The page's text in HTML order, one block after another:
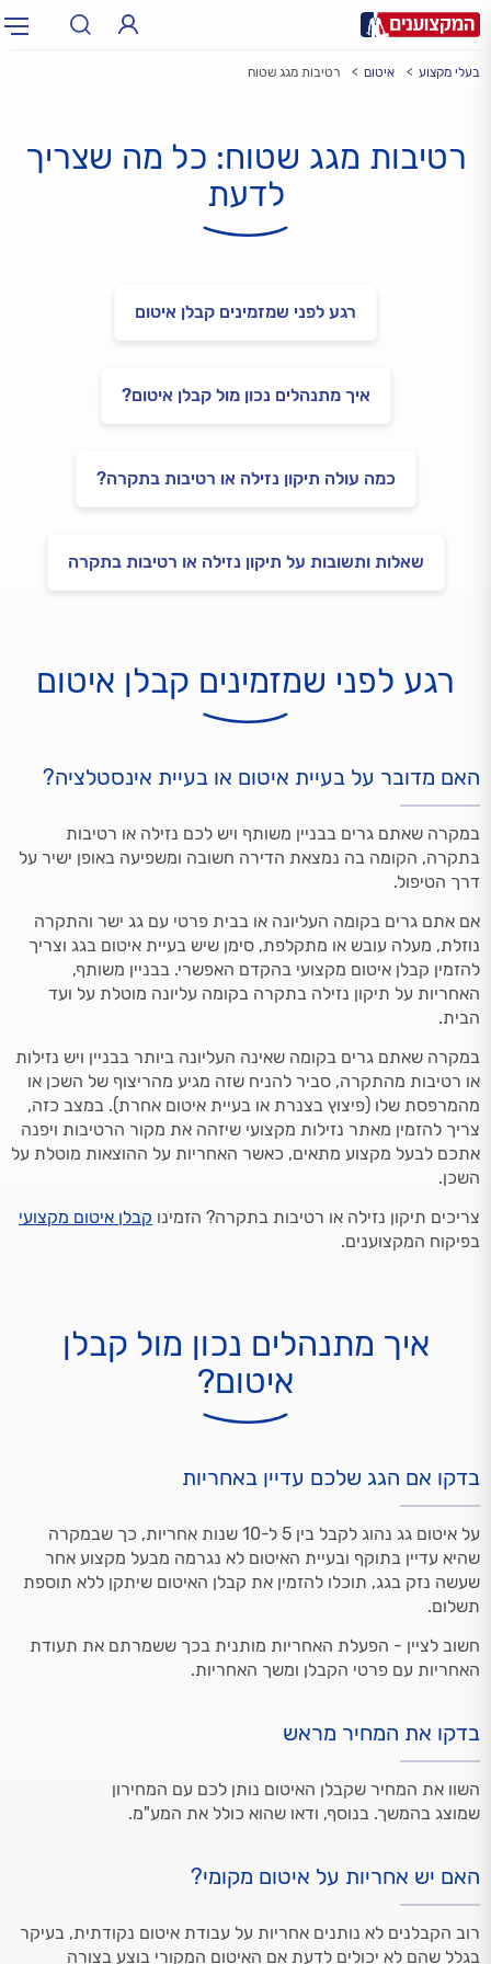
עירעיר: תל אביב, חיפה…
בעלי מקצוע איטום רטיבות מגג שטוח
רטיבות מגג שטוח: כל מה שצריך
לדעת
רגע לפני שמזמינים קבלן איטום
איך מתנהלים נכון מול קבלן איטום?
כמה עולה תיקון נזילה או רטיבות בתקרה?
שאלות ותשובות על תיקון נזילה או רטיבות בתקרה
רגע לפני שמזמינים קבלן איטום
האם מדובר על בעיית איטום או בעיית אינסטלציה?
במקרה שאתם גרים בבניין משותף ויש לכם נזילה או רטיבות
בתקרה, הקומה בה נמצאת הדירה חשובה ומשפיעה באופן ישיר על
דרך הטיפול.
אם אתם גרים בקומה העליונה או בבית פרטי עם גג ישר והתקרה
נוזלת, מעלה עובש או מתקלפת, סימן שיש בעיית איטום בגג וצריך
להזמין קבלן איטום מקצועי בהקדם האפשרי. בבניין משותף,
האחריות על תיקון נזילה בתקרה בקומה עליונה מוטלת על ועד
הבית.
במקרה שאתם גרים בקומה שאינה העליונה ביותר בבניין ויש נזילות
או רטיבות מהתקרה, סביר להניח שזה מגיע מהריצוף של השכן או
מהמרפסת שלו (פיצוץ בצנרת או בעיית איטום אחרת). במצב כזה,
צריך להזמין מאתר נזילות מקצועי שיזהה את מקור הרטיבות ויפנה
אתכם לבעל מקצוע מתאים, כאשר האחריות על ההוצאות מוטלת על
השכן.
צריכים תיקון נזילה או רטיבות בתקרה? הזמינו קבלן איטום מקצועי
בפיקוח המקצוענים.
איך מתנהלים נכון מול קבלן
איטום?
בדקו אם הגג שלכם עדיין באחריות
על איטום גג נהוג לקבל בין 5 ל-10 שנות אחריות, כך שבמקרה
שהיא עדיין בתוקף ובעיית האיטום לא נגרמה מבעל מקצוע אחר
שעשה נזק בגג, תוכלו להזמין את קבלן האיטום שיתקן ללא תוספת
תשלום.
חשוב לציין - הפעלת האחריות מותנית בכך ששמרתם את תעודת
האחריות עם פרטי הקבלן ומשך האחריות.
בדקו את המחיר מראש
השוו את המחיר שקבלן האיטום נותן לכם עם המחירון
שמוצג בהמשך. בנוסף, ודאו שהוא כולל את המע"מ.
האם יש אחריות על איטום מקומי?
רוב הקבלנים לא נותנים אחריות על עבודת איטום נקודתית, בעיקר
בגלל שהם לא יכולים לדעת אם האיטום המקורי בוצע בצורה